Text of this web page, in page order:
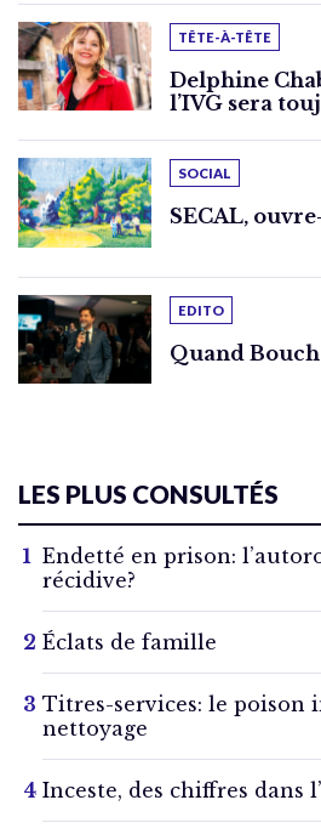
TÊTE-À-TÊTE
Delphine
l’IVG sera
SOCIAL
SECAL,
EDITO
Quand
LES PLUS CONSULTÉS
Endetté en prison:
récidive?
Éclats de famille
Titres-services: le poison
nettoyage
Inceste, des chiffres dans